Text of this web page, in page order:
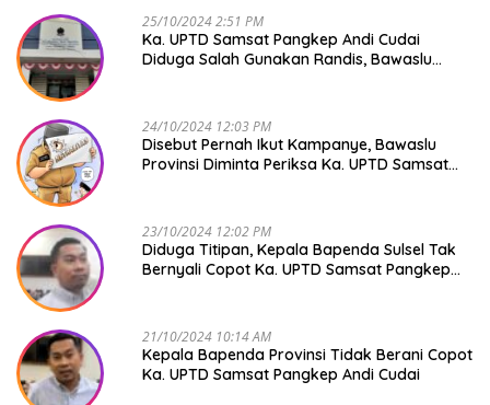
25/10/2024 2:51 PM
Ka. UPTD Samsat Pangkep Andi Cudai
Diduga Salah Gunakan Randis, Bawaslu
24/10/2024 12:03 PM
Disebut Pernah Ikut Kampanye, Bawaslu
Provinsi Diminta Periksa Ka. UPTD Samsat
23/10/2024 12:02 PM
Diduga Titipan, Kepala Bapenda Sulsel Tak
Bernyali Copot Ka. UPTD Samsat Pangkep
21/10/2024 10:14 AM
Kepala Bapenda Provinsi Tidak Berani Copot
Ka. UPTD Samsat Pangkep Andi Cudai